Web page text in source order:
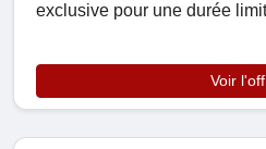
exclusive pour une durée
Voir